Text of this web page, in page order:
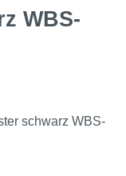
WBS-